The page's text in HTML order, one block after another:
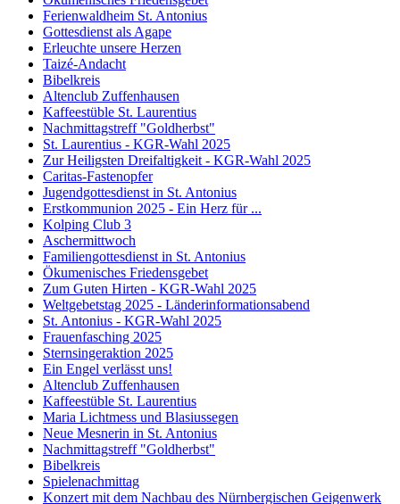
Ferienwaldheim St. Antonius
Gottesdienst als Agape
Erleuchte unsere Herzen
Taizé-Andacht
Bibelkreis
Altenclub Zuffenhausen
Kaffeestüble St. Laurentius
Nachmittagstreff "Goldherbst"
St. Laurentius - KGR-Wahl 2025
Zur Heiligsten Dreifaltigkeit - KGR-Wahl 2025
Caritas-Fastenopfer
Jugendgottesdienst in St. Antonius
Erstkommunion 2025 - Ein Herz für ...
Kolping Club 3
Aschermittwoch
Familiengottesdienst in St. Antonius
Ökumenisches Friedensgebet
Zum Guten Hirten - KGR-Wahl 2025
Weltgebetstag 2025 - Länderinformationsabend
St. Antonius - KGR-Wahl 2025
Frauenfasching 2025
Sternsingeraktion 2025
Ein Engel verlässt uns!
Altenclub Zuffenhausen
Kaffeestüble St. Laurentius
Maria Lichtmess und Blasiussegen
Neue Mesnerin in St. Antonius
Nachmittagstreff "Goldherbst"
Bibelkreis
Spielenachmittag
Konzert mit dem Nachbau des Nürnbergischen Geigenwerk